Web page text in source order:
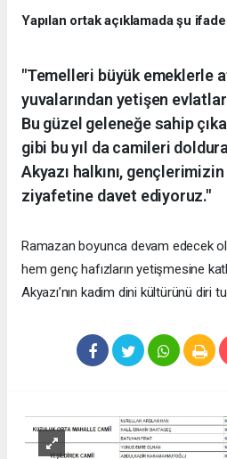
Yapılan ortak açıklamada şu
"Temelleri büyük emeklerle
yuvalarından yetişen
Bu güzel geleneğe sahip
gibi bu yıl da camileri
Akyazı halkını,
ziyafetine davet ediyoruz."
Ramazan boyunca devam edecek
hem genç hafızların yetişmesine
Akyazı’nın kadim dini kültürünü diri